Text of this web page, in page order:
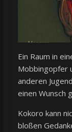
Ein Raum in
Mobbingopfer
anderen
einen Wunsch
Kokoro kann
bloßen